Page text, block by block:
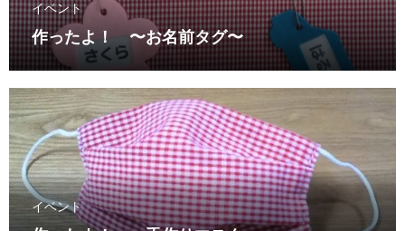
イベント
作ったよ！ 〜お名前タグ〜
イベント